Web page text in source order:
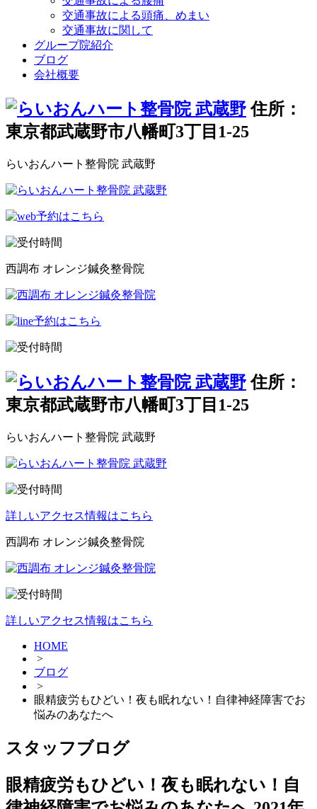
交通事故による頭痛、めまい
交通事故に関して
グループ院紹介
ブログ
会社概要
住所：
東京都武蔵野市八幡町3丁目1-25
らいおんハート整骨院 武蔵野
西調布 オレンジ鍼灸整骨院
住所：
東京都武蔵野市八幡町3丁目1-25
らいおんハート整骨院 武蔵野
詳しいアクセス情報はこちら
西調布 オレンジ鍼灸整骨院
詳しいアクセス情報はこちら
HOME
>
ブログ
>
眼精疲労もひどい！夜も眠れない！自律神経障害でお
悩みのあなたへ
スタッフブログ
眼精疲労もひどい！夜も眠れない！自